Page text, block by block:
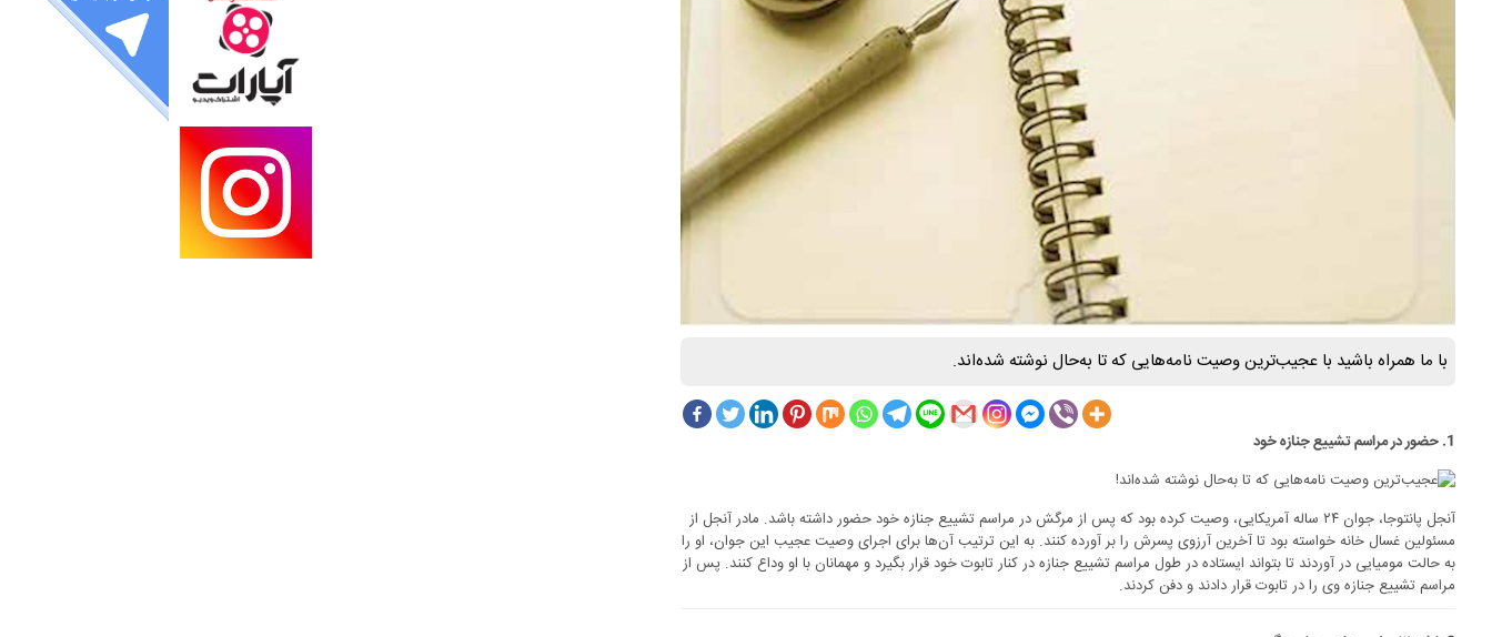
با ما همراه باشید با عجیب‌ترین وصیت نامه‌هایی که تا به‌حال نوشته شده‌اند.
1. حضور در مراسم تشییع جنازه خود
آنجل پانتوجا، جوان ۲۴ ساله آمریکایی، وصیت کرده بود که پس از مرگش در مراسم تشییع جنازه خود حضور داشته باشد. مادر آنجل از
مسئولین غسال خانه خواسته بود تا آخرین آرزوی پسرش را بر آورده کنند. به این ترتیب آن‌ها برای اجرای وصیت عجیب این جوان، او را
به حالت مومیایی در آوردند تا بتواند ایستاده در طول مراسم تشییع جنازه در کنار تابوت خود قرار بگیرد و مهمانان با او وداع کنند. پس از
مراسم تشییع جنازه وی را در تابوت قرار دادند و دفن کردند.